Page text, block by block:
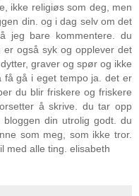
ikke religiøs som deg, men
din. og i dag selv om det
jeg bare kommentere. du
også syk og opplever det
graver og spør og ikke
få gå i eget tempo ja. det er
du blir friskere og friskere
å skrive. du tar opp
din utrolig godt. du
som meg, som ikke tror.
med alle ting. elisabeth